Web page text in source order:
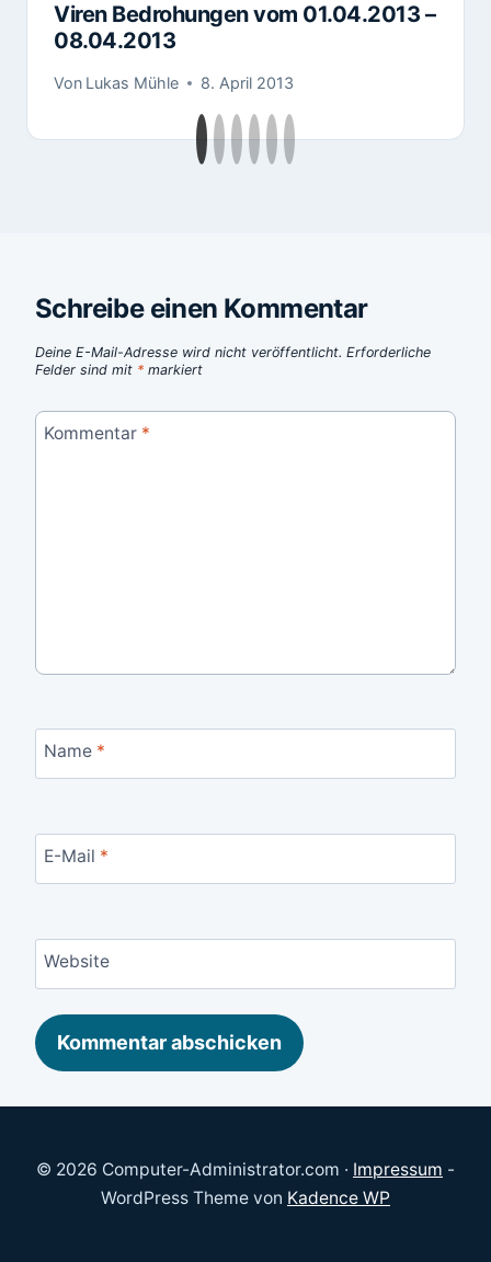
Viren Bedrohungen vom 01.04.2013 –
08.04.2013
Von Lukas Mühle 8. April 2013
Schreibe einen Kommentar
Deine E-Mail-Adresse wird nicht veröffentlicht. Erforderliche
Felder sind mit * markiert
Kommentar *
Name *
E-Mail *
Website
© 2026 Computer-Administrator.com · Impressum -
WordPress Theme von Kadence WP